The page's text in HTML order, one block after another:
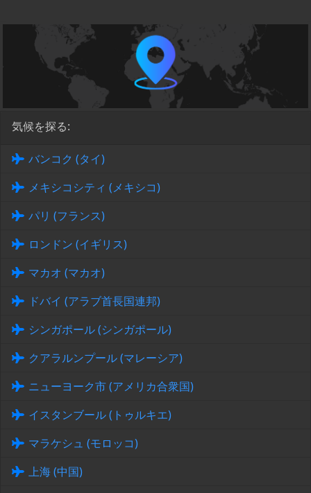
気候を探る:
バンコク (タイ)
メキシコシティ (メキシコ)
パリ (フランス)
ロンドン (イギリス)
マカオ (マカオ)
ドバイ (アラブ首長国連邦)
シンガポール (シンガポール)
クアラルンプール (マレーシア)
ニューヨーク市 (アメリカ合衆国)
イスタンブール (トゥルキエ)
マラケシュ (モロッコ)
上海 (中国)